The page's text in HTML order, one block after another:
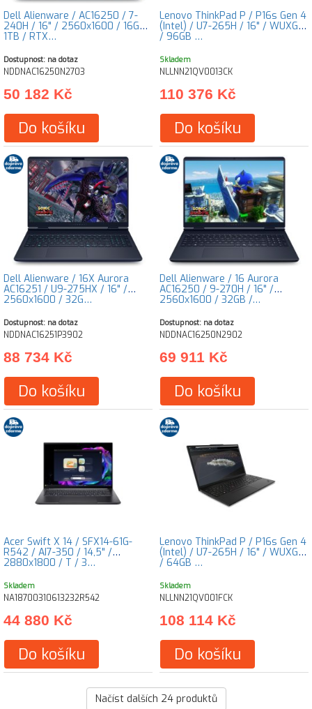
Dell Alienware / AC16250 / 7-
240H / 16" / 2560x1600 / 16GB /
1TB / RTX…
Dostupnost: na dotaz
NDDNAC16250N2703
50 182 Kč
Do košíku
Lenovo ThinkPad P / P16s Gen 4
(Intel) / U7-265H / 16" / WUXGA
/ 96GB …
Skladem
NLLNN21QV0013CK
110 376 Kč
Do košíku
Dell Alienware / 16X Aurora
AC16251 / U9-275HX / 16" /
2560x1600 / 32G…
Dostupnost: na dotaz
NDDNAC16251P3902
88 734 Kč
Do košíku
Dell Alienware / 16 Aurora
AC16250 / 9-270H / 16" /
2560x1600 / 32GB /…
Dostupnost: na dotaz
NDDNAC16250N2902
69 911 Kč
Do košíku
Acer Swift X 14 / SFX14-61G-
R542 / AI7-350 / 14,5" /
2880x1800 / T / 3…
Skladem
NA18700310613232R542
44 880 Kč
Do košíku
Lenovo ThinkPad P / P16s Gen 4
(Intel) / U7-265H / 16" / WUXGA
/ 64GB …
Skladem
NLLNN21QV001FCK
108 114 Kč
Do košíku
Načíst dalších 24produktů